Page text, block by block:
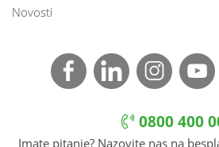
Novosti
0800 400
Imate pitanje? Nazovite nas na